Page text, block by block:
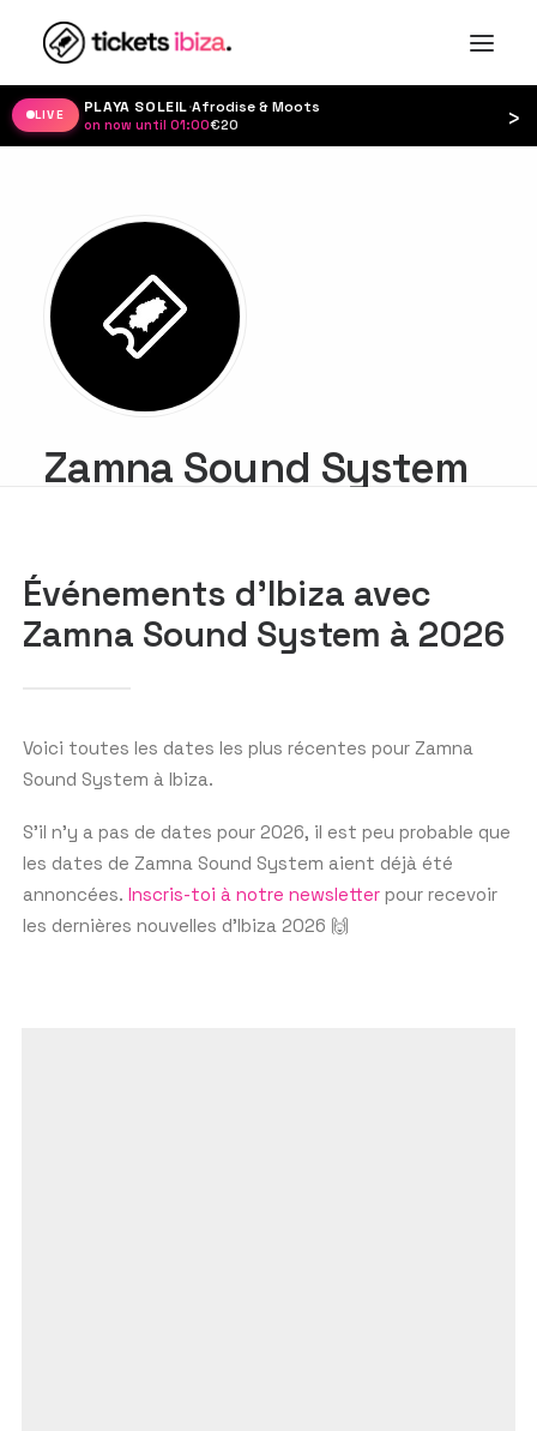
GET THE APP
LIVE PLAYA SOLEIL·Afrodise & Moots
on now until 01:00·€20 ›
Zamna Sound System
Événements d'Ibiza avec
Zamna Sound System à 2026
Voici toutes les dates les plus récentes pour Zamna
Sound System à Ibiza.
S’il n’y a pas de dates pour 2026, il est peu probable que
les dates de Zamna Sound System aient déjà été
annoncées. Inscris-toi à notre newsletter pour recevoir
les dernières nouvelles d’Ibiza 2026 🙌